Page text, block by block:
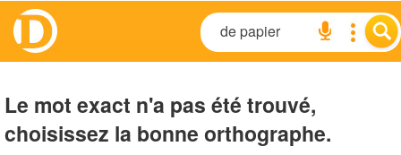
Le mot exact n'a pas été trouvé,
choisissez la bonne orthographe.